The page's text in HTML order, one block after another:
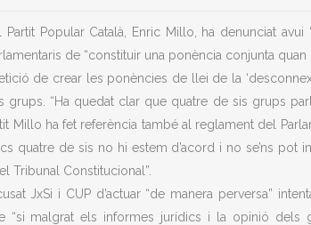
Popular Català, Enric Millo, ha denunciat avui
de “constituir una ponència conjunta quan
de crear les ponències de llei de la
grups. “Ha quedat clar que quatre de sis grups
Millo ha fet referència també al reglament del
quatre de sis no hi estem d’acord i no se’ns
Tribunal Constitucional”.
JxSi i CUP d’actuar “de manera perversa”
“si malgrat els informes jurídics i la opinió